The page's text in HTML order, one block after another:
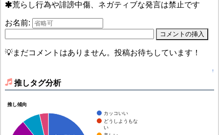
荒らし行為や誹謗中傷、ネガティブな発言は禁止です
お名前:
💡まだコメントはありません。投稿お待ちしています！
↑
推しタグ分析
推し傾向
カッコいい
どうしようもな
い